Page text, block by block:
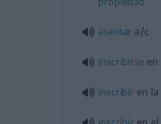
asentar a/c
inscribirse en
inscribir en la